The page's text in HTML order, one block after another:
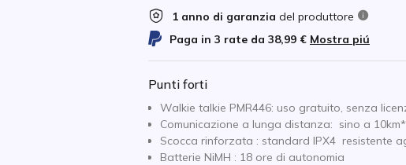
1 anno di garanzia del produttore
Paga in 3 rate da 38,99 € Mostra piú
Punti forti
Walkie talkie PMR446: uso gratuito, senza
Comunicazione a lunga distanza: sino a 10km*
Scocca rinforzata : standard IPX4 resistente
Batterie NiMH : 18 ore di autonomia